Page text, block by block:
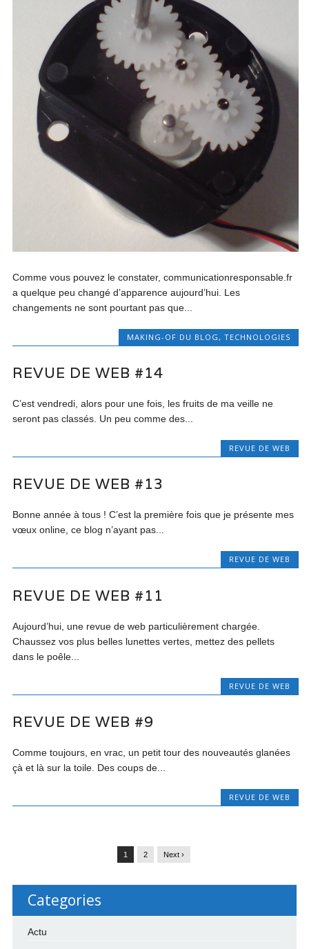
Comme vous pouvez le constater, communicationresponsable.fr
a quelque peu changé d’apparence aujourd’hui. Les
changements ne sont pourtant pas que...
MAKING-OF DU BLOG , TECHNOLOGIES
REVUE DE WEB #14
C’est vendredi, alors pour une fois, les fruits de ma veille ne
seront pas classés. Un peu comme des...
REVUE DE WEB
REVUE DE WEB #13
Bonne année à tous ! C’est la première fois que je présente mes
vœux online, ce blog n’ayant pas...
REVUE DE WEB
REVUE DE WEB #11
Aujourd’hui, une revue de web particulièrement chargée.
Chaussez vos plus belles lunettes vertes, mettez des pellets
dans le poêle...
REVUE DE WEB
REVUE DE WEB #9
Comme toujours, en vrac, un petit tour des nouveautés glanées
çà et là sur la toile. Des coups de...
REVUE DE WEB
1 2 Next ›
Categories
Actu